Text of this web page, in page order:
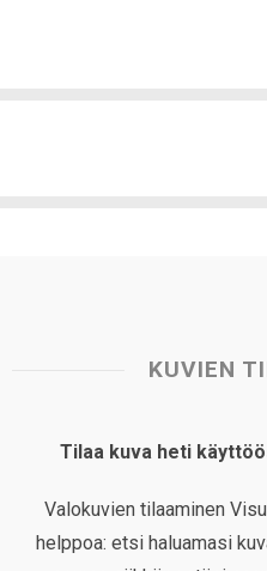
KUVIEN
Tilaa kuva heti
Valokuvien tilaaminen
helppoa: etsi haluamasi